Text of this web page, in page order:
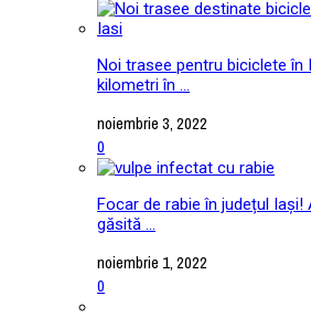
Noi trasee pentru biciclete în
kilometri în ...
noiembrie 3, 2022
0
Focar de rabie în județul
găsită ...
noiembrie 1, 2022
0